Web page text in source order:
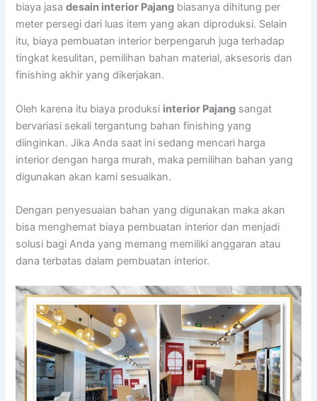
biaya jasadesain interior Pajang biasanya dihitung per
meter persegi dari luas item yang akan diproduksi. Selain
itu, biaya pembuatan interior berpengaruh juga terhadap
tingkat kesulitan, pemilihan bahan material, aksesoris dan
finishing akhir yang dikerjakan.
Oleh karena itu biaya produksi interior Pajang sangat
bervariasi sekali tergantung bahan finishing yang
diinginkan. Jika Anda saat ini sedang mencari harga
interior dengan harga murah, maka pemilihan bahan yang
digunakan akan kami sesuaikan.
Dengan penyesuaian bahan yang digunakan maka akan
bisa menghemat biaya pembuatan interior dan menjadi
solusi bagi Anda yang memang memiliki anggaran atau
dana terbatas dalam pembuatan interior.